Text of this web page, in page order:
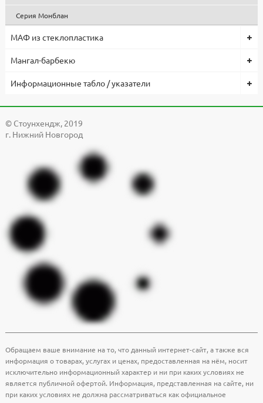
Серия Монблан
МАФ из стеклопластика
Мангал-барбекю
Информационные табло / указатели
© Cтоунхендж, 2019
г. Нижний Новгород
Обращаем ваше внимание на то, что данный интернет-сайт, а также вся
информация о товарах, услугах и ценах, предоставленная на нём, носит
исключительно информационный характер и ни при каких условиях не
является публичной офертой. Информация, представленная на сайте, ни
при каких условиях не должна рассматриваться как официальное